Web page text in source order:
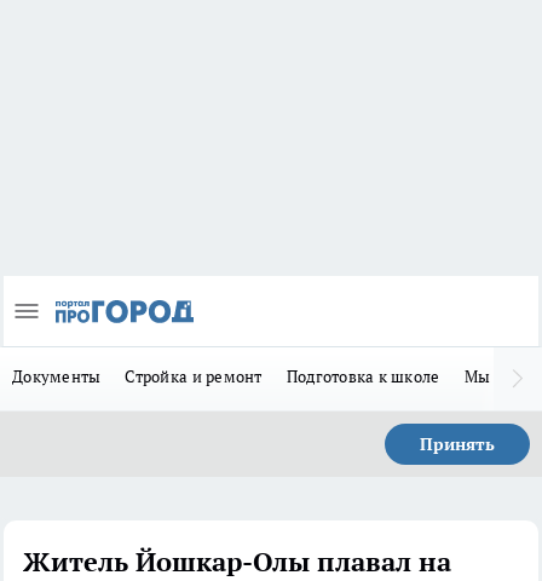
Документы Стройка и ремонт Подготовка к школе Мы в MAX
Принять
Житель Йошкар-Олы плавал на